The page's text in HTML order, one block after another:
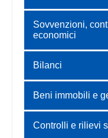
Sovvenzioni,
economici
Bilanci
Beni immobili e
Controlli e rilievi